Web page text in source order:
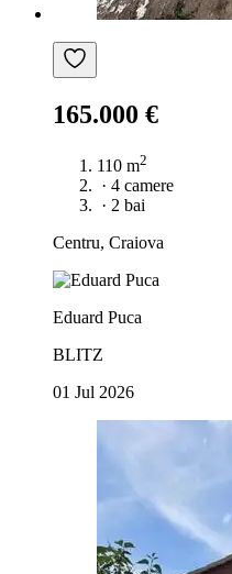
165.000 €
110 m2
· 4 camere
· 2 bai
Centru, Craiova
Eduard Puca
BLITZ
01 Jul 2026